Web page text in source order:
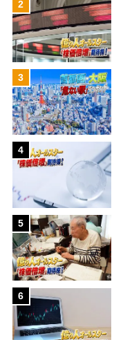
2
3
4
5
6